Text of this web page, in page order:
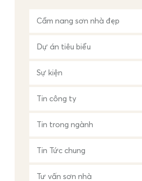
Cẩm nang sơn nhà đẹp
Dự án tiêu biểu
Sự kiện
Tin công ty
Tin trong ngành
Tin Tức chung
Tư vấn sơn nhà